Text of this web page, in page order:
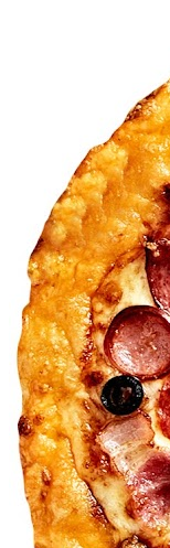
STORE
NEWS
FRANCHISE